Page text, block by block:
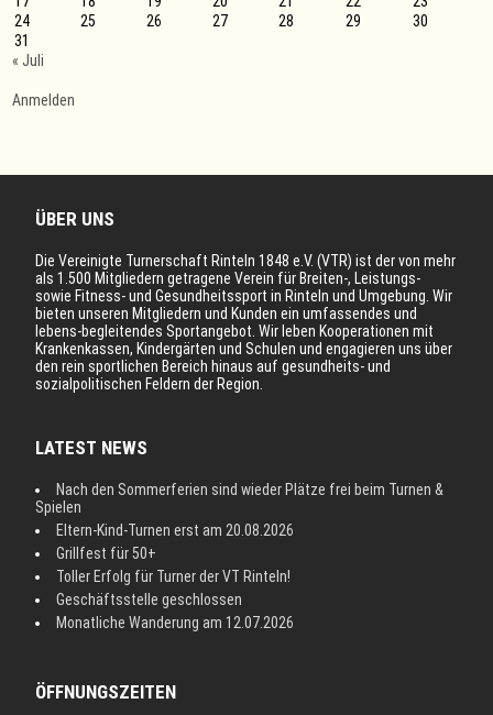
24
25 26 27 28 29
30
31
« Juli
Anmelden
ÜBER UNS
Die Vereinigte Turnerschaft Rinteln 1848 e.V. (VTR) ist der von mehr
als 1.500 Mitgliedern getragene Verein für Breiten-, Leistungs-
sowie Fitness- und Gesundheitssport in Rinteln und Umgebung. Wir
bieten unseren Mitgliedern und Kunden ein umfassendes und
lebens-begleitendes Sportangebot. Wir leben Kooperationen mit
Krankenkassen, Kindergärten und Schulen und engagieren uns über
den rein sportlichen Bereich hinaus auf gesundheits- und
sozialpolitischen Feldern der Region.
LATEST NEWS
Nach den Sommerferien sind wieder Plätze frei beim Turnen &
Spielen
Eltern-Kind-Turnen erst am 20.08.2026
Grillfest für 50+
Toller Erfolg für Turner der VT Rinteln!
Geschäftsstelle geschlossen
Monatliche Wanderung am 12.07.2026
ÖFFNUNGSZEITEN